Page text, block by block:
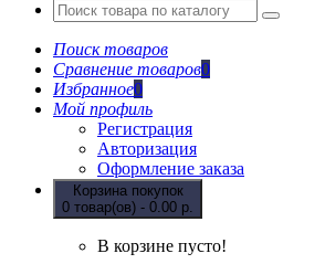
Поиск товаров
Сравнение товаров0
Избранное0
Мой профиль
Регистрация
Авторизация
Оформление заказа
Корзина покупок
0 товар(ов) - 0.00 р.
В корзине пусто!